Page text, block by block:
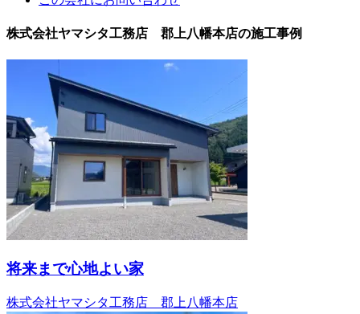
株式会社ヤマシタ工務店 郡上八幡本店の施工事例
将来まで心地よい家
株式会社ヤマシタ工務店 郡上八幡本店